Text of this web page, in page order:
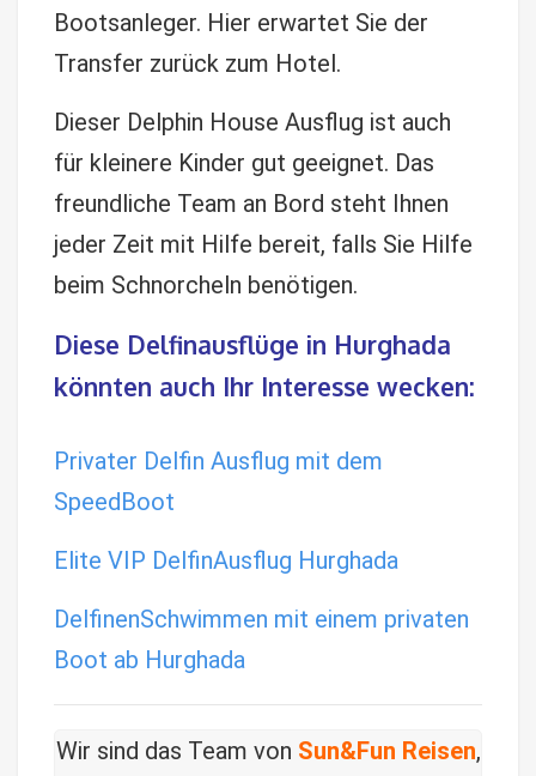
Bootsanleger. Hier erwartet Sie der
Transfer zurück zum Hotel.
Dieser Delphin House Ausflug ist auch
für kleinere Kinder gut geeignet. Das
freundliche Team an Bord steht Ihnen
jeder Zeit mit Hilfe bereit, falls Sie Hilfe
beim Schnorcheln benötigen.
Diese Delfinausflüge in Hurghada
könnten auch Ihr Interesse wecken:
Privater Delfin Ausflug mit dem
SpeedBoot
Elite VIP DelfinAusflug Hurghada
DelfinenSchwimmen mit einem privaten
Boot ab Hurghada
Wir sind das Team von Sun&Fun Reisen,